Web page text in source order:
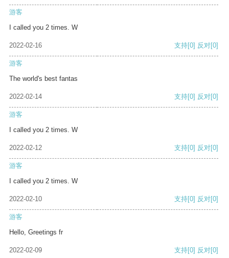
游客
I called you 2 times. W
2022-02-16 支持[0] 反对[0]
游客
The world's best fantas
2022-02-14 支持[0] 反对[0]
游客
I called you 2 times. W
2022-02-12 支持[0] 反对[0]
游客
I called you 2 times. W
2022-02-10 支持[0] 反对[0]
游客
Hello, Greetings fr
2022-02-09 支持[0] 反对[0]